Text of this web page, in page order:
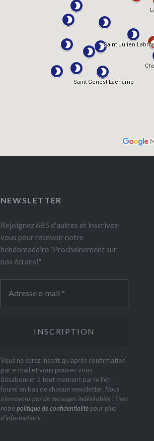
NEWSLETTER
Rejoignez 685 d'autres et inscrivez-
vous pour recevoir notre
hebdomadaire "Prochainement sur
nos écrans!"
Vous ne serez inscrit qu'après confirmation
par e-mail et vous pouvez vous
désabonner à tout moment par le lien
fourni en bas de chaque newsletter. Nous
n’envoyons pas de messages indésirables ! Lisez
notrepolitique de confidentialitépour plus
d’informations.